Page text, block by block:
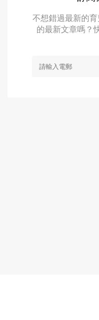
不想錯過最新的
的最新文章嗎？